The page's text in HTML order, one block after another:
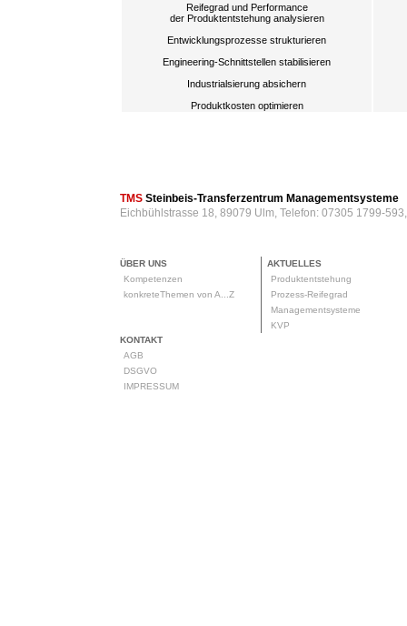
Reifegrad und Performance
der Produktentstehung analysieren
Entwicklungsprozesse strukturieren
Engineering-Schnittstellen stabilisieren
Industrialsierung absichern
Produktkosten optimieren
TMS Steinbeis-Transferzentrum Managementsysteme
Eichbühlstrasse 18, 89079 Ulm, Telefon: 07305 1799-
ÜBER UNS
Kompetenzen
konkreteThemen von A...Z
AKTUELLES
Produktentstehung
Prozess-Reifegrad
Managementsysteme
KVP
KONTAKT
AGB
DSGVO
IMPRESSUM